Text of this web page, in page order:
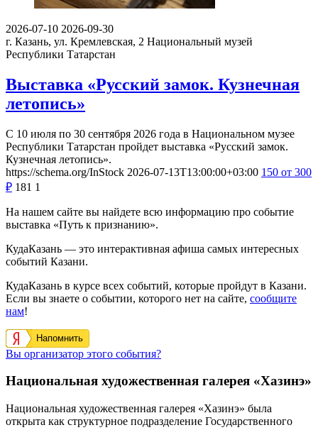
2026-07-10 2026-09-30
г. Казань, ул. Кремлевская, 2 Национальный музей
Республики Татарстан
Выставка «Русский замок. Кузнечная
летопись»
С 10 июля по 30 сентября 2026 года в Национальном музее
Республики Татарстан пройдет выставка «Русский замок.
Кузнечная летопись».
https://schema.org/InStock 2026-07-13T13:00:00+03:00 150 от 300
₽ 181 1
На нашем сайте вы найдете всю информацию про событие
выставка «Путь к признанию».
КудаКазань — это интерактивная афиша самых интересных
событий Казани.
КудаКазань в курсе всех событий, которые пройдут в Казани.
Если вы знаете о событии, которого нет на сайте, сообщите
нам!
Напомнить
Вы организатор этого события?
Национальная художественная галерея «Хазинэ»
Национальная художественная галерея «Хазинэ» была
открыта как структурное подразделение Государственного